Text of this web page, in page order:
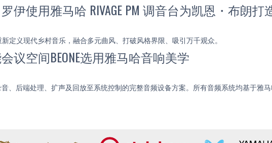
伊使用雅马哈 RIVAGE PM 调音台为凯恩・布朗
定义现代乡村音乐，融合多元曲风、打破风格界限、吸引万千观众。
议空间BEONE选用雅马哈音响美学
、后端处理、扩声及回放至系统控制的完整音频设备方案。所有音频系统均基于雅